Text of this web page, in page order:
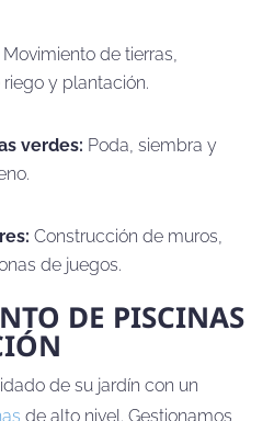
Movimiento de tierras,
y plantación.
verdes: Poda, siembra y
Construcción de muros,
de juegos.
DE PISCINAS
de su jardín con un
de alto nivel. Gestionamos